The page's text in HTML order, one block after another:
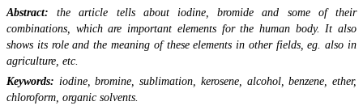
Abstract: the article tells about iodine, bromide and some of their
combinations, which are important elements for the human body. It also
shows its role and the meaning of these elements in other fields, eg. also in
agriculture, etc.
Keywords: iodine, bromine, sublimation, kerosene, alcohol, benzene, ether,
chloroform, organic solvents.